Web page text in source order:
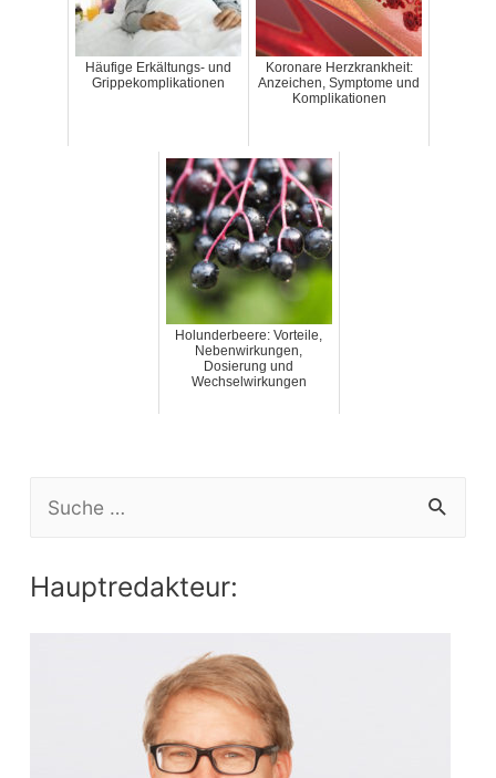
Häufige Erkältungs- und
Grippekomplikationen
Koronare Herzkrankheit:
Anzeichen, Symptome und
Komplikationen
Holunderbeere: Vorteile,
Nebenwirkungen,
Dosierung und
Wechselwirkungen
Hauptredakteur: